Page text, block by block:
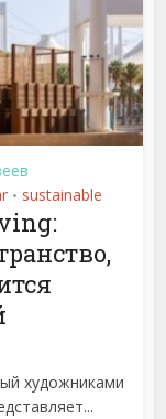
• sustainable
художниками